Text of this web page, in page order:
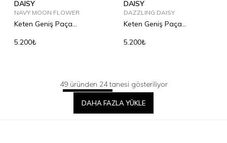
DAISY
NAVY MOON FLOWER
Keten Geniş Paça
5.200₺
DAISY
DAZZLING DAISY
Keten Geniş Paça
5.200₺
49 üründen 24 tanesi gösteriliyor
DAHA FAZLA YÜKLE